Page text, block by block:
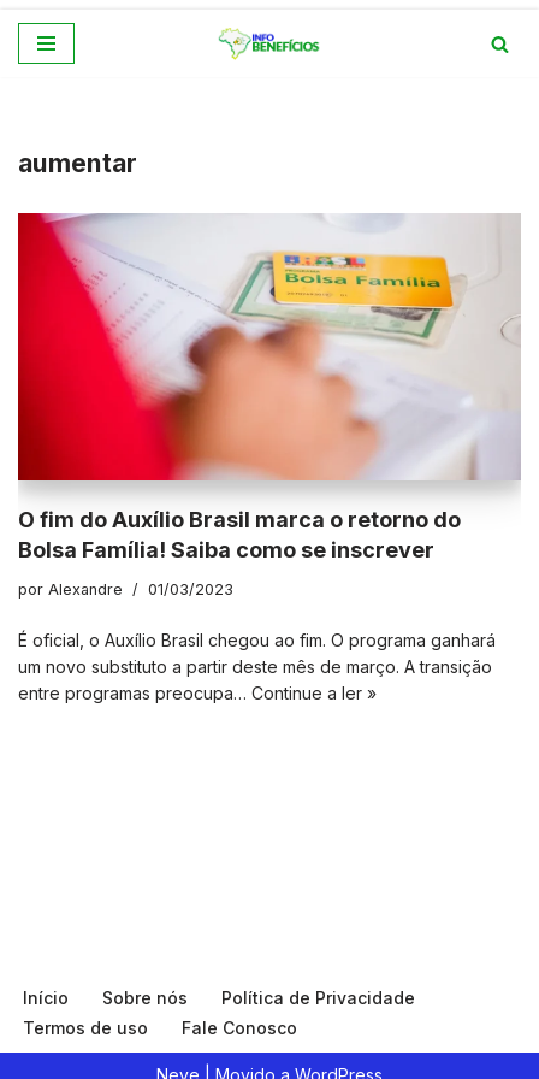
aumentar
O fim do Auxílio Brasil marca o retorno do
Bolsa Família! Saiba como se inscrever
por Alexandre 01/03/2023
É oficial, o Auxílio Brasil chegou ao fim. O programa ganhará
um novo substituto a partir deste mês de março. A transição
entre programas preocupa… Continue a ler »
Início Sobre nós
Política de Privacidade
Termos de uso
Fale Conosco
Neve | Movido a WordPress